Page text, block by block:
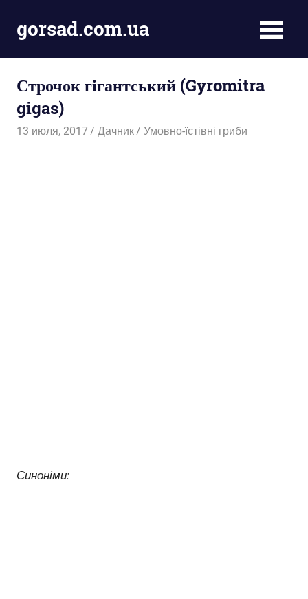
перейти
к
gorsad.com.ua
і
город
Строчок гігантський (Gyromitra
gigas)
13 июля, 2017 Дачник Умовно-їстівні гриби
Синоніми: